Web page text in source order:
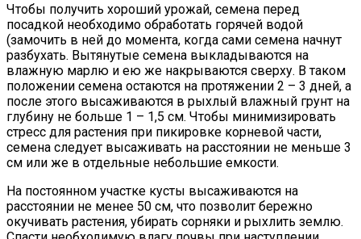
Чтобы получить хороший урожай, семена перед
посадкой необходимо обработать горячей водой
(замочить в ней до момента, когда сами семена начнут
разбухать. Вытянутые семена выкладываются на
влажную марлю и ею же накрываются сверху. В таком
положении семена остаются на протяжении 2 – 3 дней, а
после этого высаживаются в рыхлый влажный грунт на
глубину не больше 1 – 1,5 см. Чтобы минимизировать
стресс для растения при пикировке корневой части,
семена следует высаживать на расстоянии не меньше 3
см или же в отдельные небольшие емкости.
На постоянном участке кусты высаживаются на
расстоянии не менее 50 см, что позволит бережно
окучивать растения, убирать сорняки и рыхлить землю.